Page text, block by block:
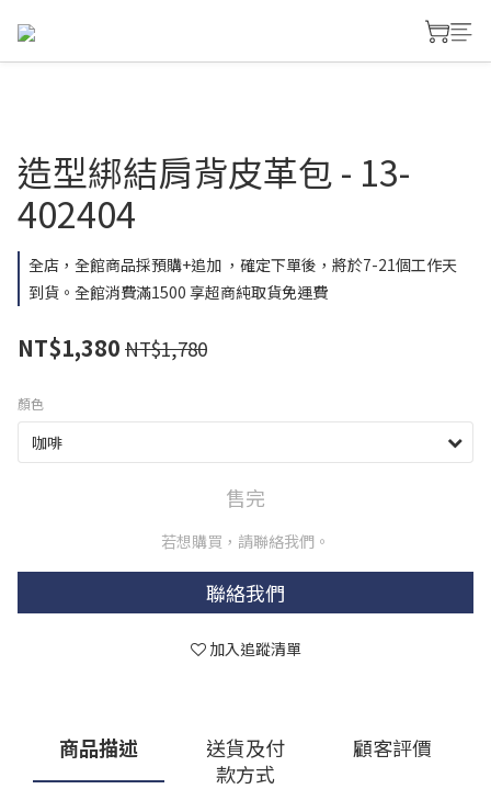
造型綁結肩背皮革包 - 13-
402404
全店，全館商品採預購+追加 ，確定下單後，將於7-21個工作天
到貨。全館消費滿1500 享超商純取貨免運費
NT$1,380 NT$1,780
顏色
售完
若想購買，請聯絡我們。
聯絡我們
加入追蹤清單
商品描述
送貨及付
款方式
顧客評價